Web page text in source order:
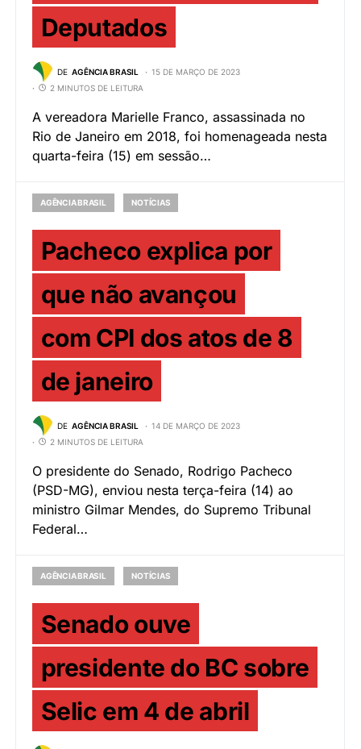
Deputados
DE AGÊNCIA BRASIL
15 DE MARÇO DE 2023
2 MINUTOS DE LEITURA
A vereadora Marielle Franco, assassinada no
Rio de Janeiro em 2018, foi homenageada nesta
quarta-feira (15) em sessão…
AGÊNCIA BRASIL NOTÍCIAS
Pacheco explica por
que não avançou
com CPI dos atos de 8
de janeiro
DE AGÊNCIA BRASIL
14 DE MARÇO DE 2023
2 MINUTOS DE LEITURA
O presidente do Senado, Rodrigo Pacheco
(PSD-MG), enviou nesta terça-feira (14) ao
ministro Gilmar Mendes, do Supremo Tribunal
Federal…
AGÊNCIA BRASIL NOTÍCIAS
Senado ouve
presidente do BC sobre
Selic em 4 de abril